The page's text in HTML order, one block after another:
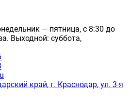
— пятница, с 8:30 до
Выходной: суббота,
край, г. Краснодар, ул. 3-я